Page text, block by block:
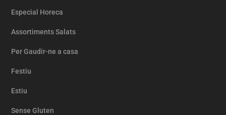
Especial Horeca
Assortiments Salats
Per Gaudir-ne a casa
Festiu
Estiu
Sense Gluten